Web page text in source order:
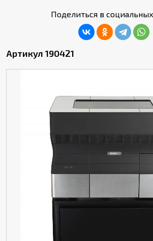
Поделиться в
Артикул 190421